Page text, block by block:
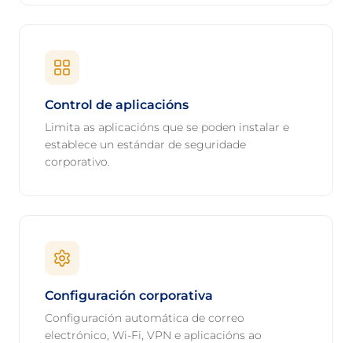
Control de aplicacións
Limita as aplicacións que se poden instalar e
establece un estándar de seguridade
corporativo.
Configuración corporativa
Configuración automática de correo
electrónico, Wi-Fi, VPN e aplicacións ao